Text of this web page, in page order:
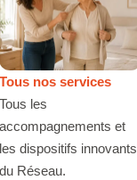
Tous nos services
Tous les
accompagnements et
les dispositifs innovants
du Réseau.